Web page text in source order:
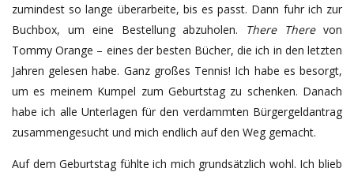
zumindest so lange überarbeite, bis espasst. Dann fuhr ich zur
Buchbox, um eine Bestellung abzuholen. There Therevon
Tommy Orange – eines der besten Bücher, die ich in den letzten
Jahren gelesen habe. Ganz großes Tennis! Ich habe es besorgt,
um es meinem Kumpel zum Geburtstag zu schenken. Danach
habe ich alle Unterlagen für den verdammten Bürgergeldantrag
zusammengesucht und mich endlich auf den Weg gemacht.
Auf dem Geburtstag fühlte ich mich grundsätzlich wohl. Ich blieb